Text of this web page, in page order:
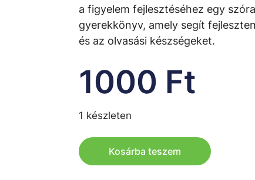
a figyelem fejlesztéséhez egy
gyerekkönyv, amely segít
és az olvasási készségeket.
1000 Ft
1 készleten
Kosárba teszem